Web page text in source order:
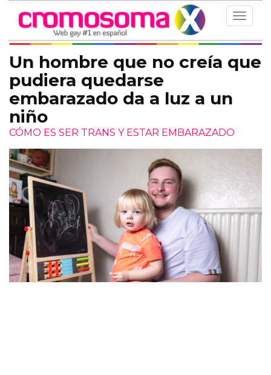
Toggle
Un hombre que no creía que
pudiera quedarse
embarazado da a luz a un
niño
CÓMO ES SER TRANS Y ESTAR EMBARAZADO